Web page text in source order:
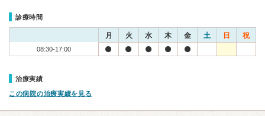
診療時間
月 火 水 木 金 土 日 祝
08:30-17:00
治療実績
この病院の治療実績を見る